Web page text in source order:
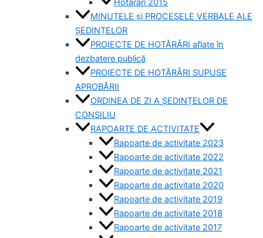
MINUTELE și PROCESELE VERBALE ALE
ȘEDINȚELOR
PROIECTE DE HOTĂRÂRI aflate în
dezbatere publică
PROIECTE DE HOTĂRÂRI SUPUSE
APROBĂRII
ORDINEA DE ZI A ȘEDINȚELOR DE
CONSILIU
RAPOARTE DE ACTIVITATE
Rapoarte de activitate 2023
Rapoarte de activitate 2022
Rapoarte de activitate 2021
Rapoarte de activitate 2020
Rapoarte de activitate 2019
Rapoarte de activitate 2018
Rapoarte de activitate 2017